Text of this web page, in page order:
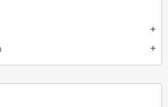
add
add